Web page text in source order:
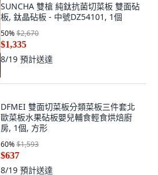
SUNCHA 雙槍 純鈦抗菌切菜板 雙面砧
板, 鈦晶砧板 - 中號DZ54101, 1個
50%$2,670
$1,335
8/19 預計送達
DFMEI 雙面切菜板分類菜板三件套北
歐菜板水果砧板嬰兒輔食輕食烘焙廚
房, 1個, 方形
60%$1,593
$637
8/19 預計送達